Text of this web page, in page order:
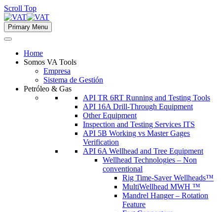
Scroll Top
Primary Menu
Home
Somos VA Tools
Empresa
Sistema de Gestión
Petróleo & Gas
API TR 6RT Running and Testing Tools
API 16A Drill-Through Equipment
Other Equipment
Inspection and Testing Services ITS
API 5B Working vs Master Gages
Verification
API 6A Wellhead and Tree Equipment
Wellhead Technologies – Non
conventional
Rig Time-Saver Wellheads™
MultiWellhead MWH ™
Mandrel Hanger – Rotation
Feature